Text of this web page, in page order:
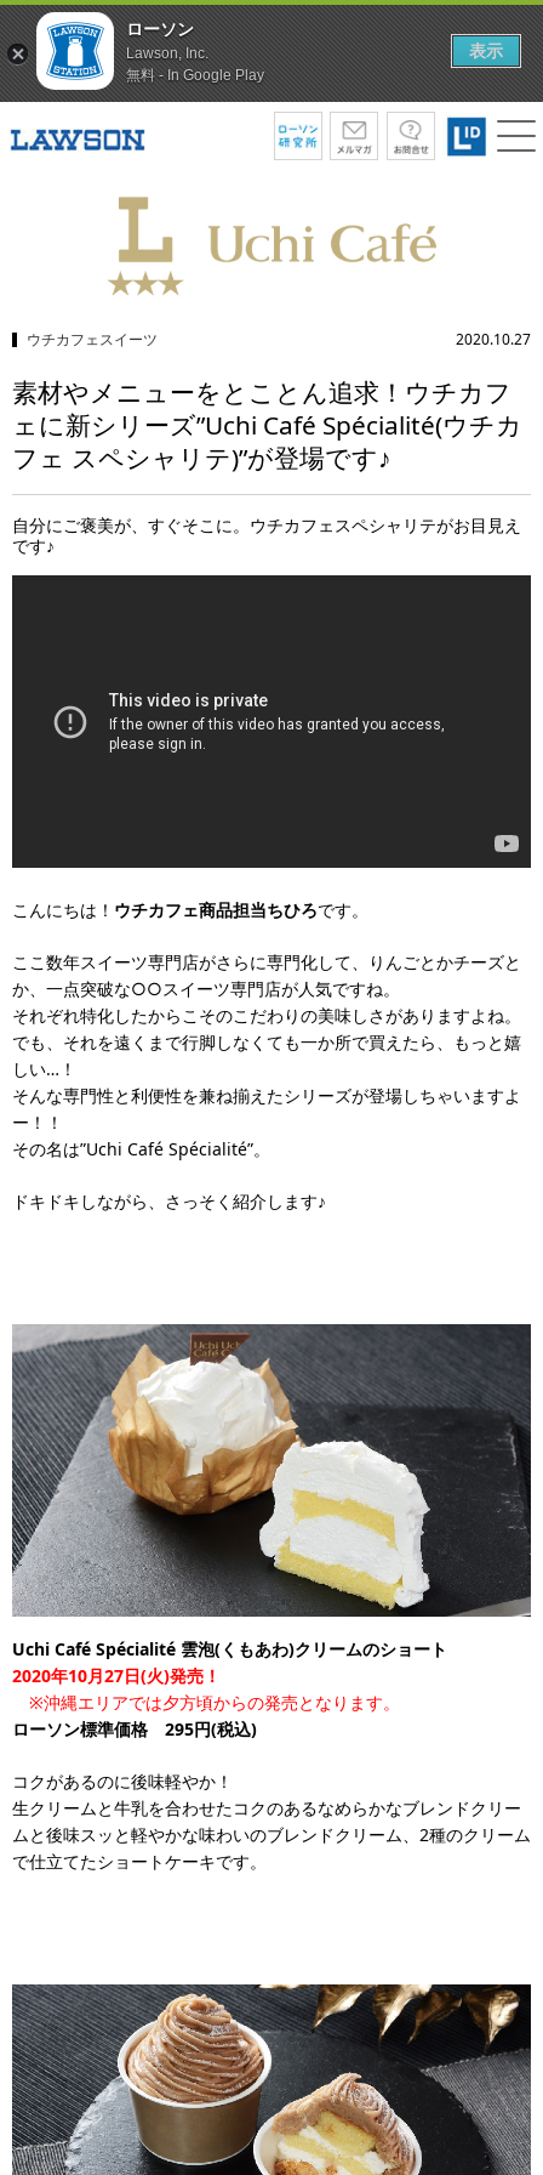
ウチカフェスイーツ 2020.10.27
素材やメニューをとことん追求！ウチカフ
ェに新シリーズ”Uchi Café Spécialité(ウチカ
フェ スペシャリテ)”が登場です♪
自分にご褒美が、すぐそこに。ウチカフェスペシャリテがお目見え
です♪
こんにちは！ ウチカフェ商品担当ちひろです。
ここ数年スイーツ専門店がさらに専門化して、りんごとかチーズと
か、一点突破な○○スイーツ専門店が人気ですね。
それぞれ特化したからこそのこだわりの美味しさがありますよね。
でも、それを遠くまで行脚しなくても一か所で買えたら、もっと嬉
しい…！
そんな専門性と利便性を兼ね揃えたシリーズが登場しちゃいますよ
ー！！
その名は”Uchi Café Spécialité”。
ドキドキしながら、さっそく紹介します♪
Uchi Café Spécialité 雲泡(くもあわ)クリームのショート
2020年10月27日(火)発売！
※沖縄エリアでは夕方頃からの発売となります。
ローソン標準価格 295円(税込)
コクがあるのに後味軽やか！
生クリームと牛乳を合わせたコクのあるなめらかなブレンドクリー
ムと後味スッと軽やかな味わいのブレンドクリーム、2種のクリーム
で仕立てたショートケーキです。
ローソン
Lawson, Inc.
無料 - In Google Play
表示